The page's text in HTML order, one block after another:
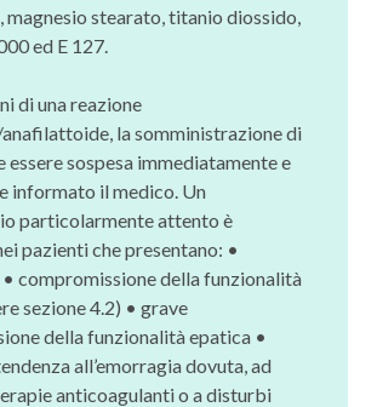
magnesio stearato, titanio diossido,
ed E 127.
di una reazione
la somministrazione di
essere sospesa immediatamente e
informato il medico. Un
particolarmente attento è
pazienti che presentano: •
compromissione della funzionalità
sezione 4.2) • grave
della funzionalità epatica •
all’emorragia dovuta, ad
anticoagulanti o a disturbi